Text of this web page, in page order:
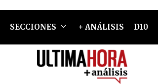
SECCIONES + ANÁLISIS D10